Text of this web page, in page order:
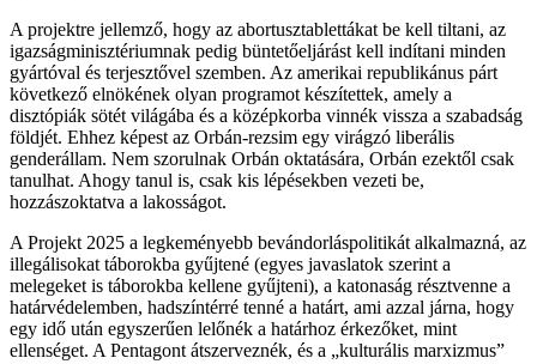
A projektre jellemző, hogy az abortusztablettákat be kell tiltani, az
igazságminisztériumnak pedig büntetőeljárást kell indítani minden
gyártóval és terjesztővel szemben. Az amerikai republikánus párt
következő elnökének olyan programot készítettek, amely a
disztópiák sötét világába és a középkorba vinnék vissza a szabadság
földjét. Ehhez képest az Orbán-rezsim egy virágzó liberális
genderállam. Nem szorulnak Orbán oktatására, Orbán ezektől csak
tanulhat. Ahogy tanul is, csak kis lépésekben vezeti be,
hozzászoktatva a lakosságot.
A Projekt 2025 a legkeményebb bevándorláspolitikát alkalmazná, az
illegálisokat táborokba gyűjtené (egyes javaslatok szerint a
melegeket is táborokba kellene gyűjteni), a katonaság résztvenne a
határvédelemben, hadszíntérré tenné a határt, ami azzal járna, hogy
egy idő után egyszerűen lelőnék a határhoz érkezőket, mint
ellenséget. A Pentagont átszerveznék, és a „kulturális marxizmus”